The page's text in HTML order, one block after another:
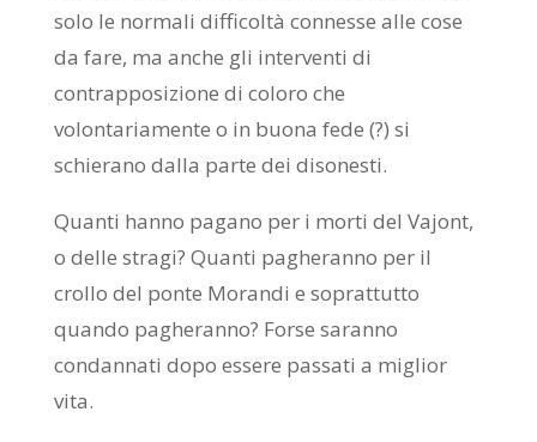
solo le normali difficoltà connesse alle cose
da fare, ma anche gli interventi di
contrapposizione di coloro che
volontariamente o in buona fede (?) si
schierano dalla parte dei disonesti.
Quanti hanno pagano per i morti del Vajont,
o delle stragi? Quanti pagheranno per il
crollo del ponte Morandi e soprattutto
quando pagheranno? Forse saranno
condannati dopo essere passati a miglior
vita.